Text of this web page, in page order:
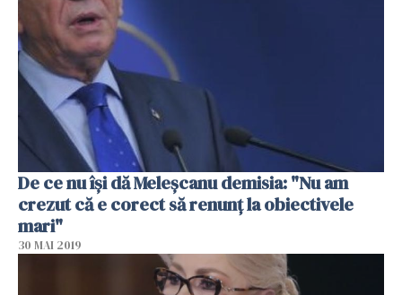
De ce nu îşi dă Meleşcanu demisia: "Nu am
crezut că e corect să renunţ la obiectivele
mari"
30 MAI 2019